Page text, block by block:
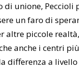
di unione, Peccioli
un faro di
altre piccole realtà,
anche i centri
differenza a